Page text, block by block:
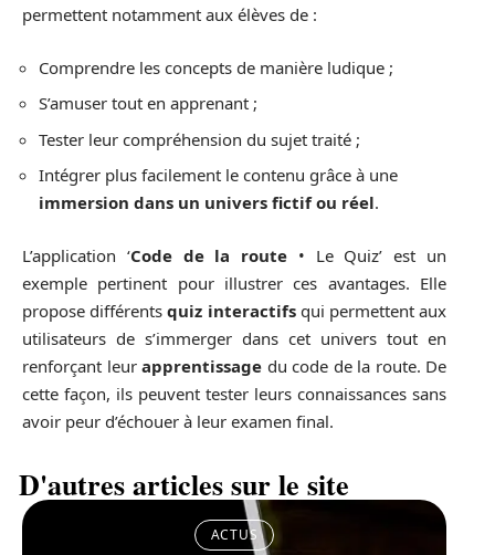
permettent notamment aux élèves de :
Comprendre les concepts de manière ludique ;
S’amuser tout en apprenant ;
Tester leur compréhension du sujet traité ;
Intégrer plus facilement le contenu grâce à une
immersion dans un univers fictif ou réel.
L’application ‘Code de la route • Le Quiz’ est un
exemple pertinent pour illustrer ces avantages. Elle
propose différentsquiz interactifsqui permettent aux
utilisateurs de s’immerger dans cet univers tout en
renforçant leur apprentissage du code de la route. De
cette façon, ils peuvent tester leurs connaissances sans
avoir peur d’échouer à leur examen final.
D'autres articles sur le site
ACTUS